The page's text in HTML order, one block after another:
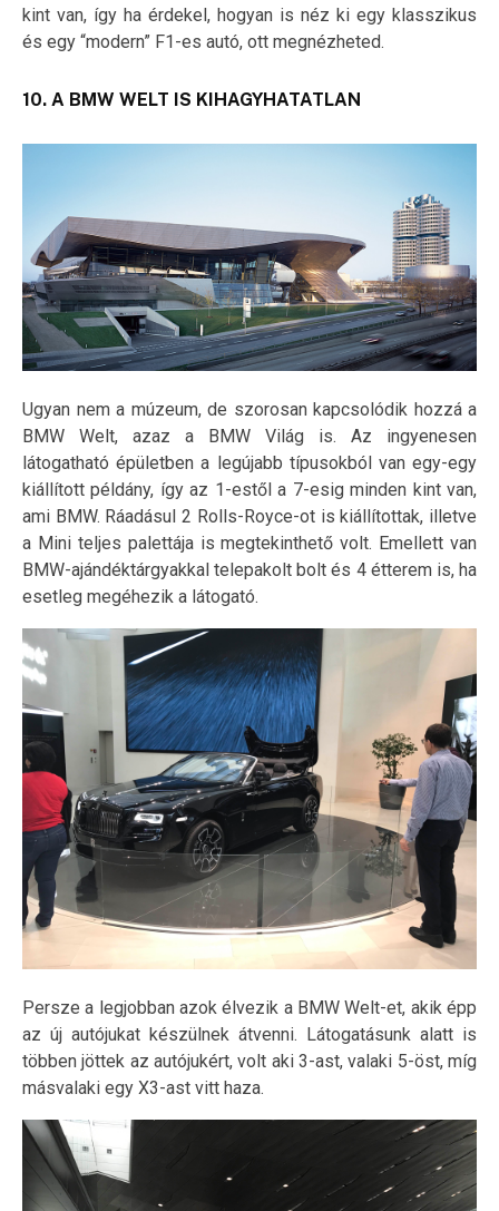
kint van, így ha érdekel, hogyan is néz ki egy klasszikus
és egy “modern” F1-es autó, ott megnézheted.
10. A BMW WELT IS KIHAGYHATATLAN
Ugyan nem a múzeum, de szorosan kapcsolódik hozzá a
BMW Welt, azaz a BMW Világ is. Az ingyenesen
látogatható épületben a legújabb típusokból van egy-egy
kiállított példány, így az 1-estől a 7-esig minden kint van,
ami BMW. Ráadásul 2 Rolls-Royce-ot is kiállítottak, illetve
a Mini teljes palettája is megtekinthető volt. Emellett van
BMW-ajándéktárgyakkal telepakolt bolt és 4 étterem is, ha
esetleg megéhezik a látogató.
Persze a legjobban azok élvezik a BMW Welt-et, akik épp
az új autójukat készülnek átvenni. Látogatásunk alatt is
többen jöttek az autójukért, volt aki 3-ast, valaki 5-öst, míg
másvalaki egy X3-ast vitt haza.